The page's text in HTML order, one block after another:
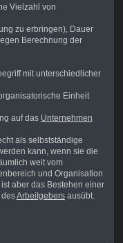
Vielzahl von
zu erbringen), Dauer
Berechnung der
mit unterschiedlicher
Einheit
auf das Unternehmen
als selbstständige
kann, wenn sie die
weit vom
und Organisation
aber das Bestehen einer
Arbeitgebersausübt.